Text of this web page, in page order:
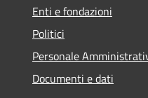
Enti e fondazioni
Politici
Personale
Documenti e dati